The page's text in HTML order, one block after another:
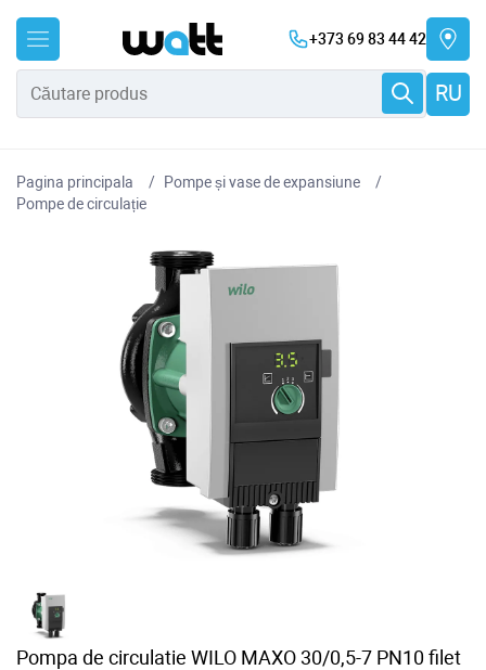
+373 69 83 44 42
RU
Pagina principala
Pompe și vase de expansiune
Pompe de circulație
Pompa de circulatie WILO MAXO 30/0,5-7 PN10 filet